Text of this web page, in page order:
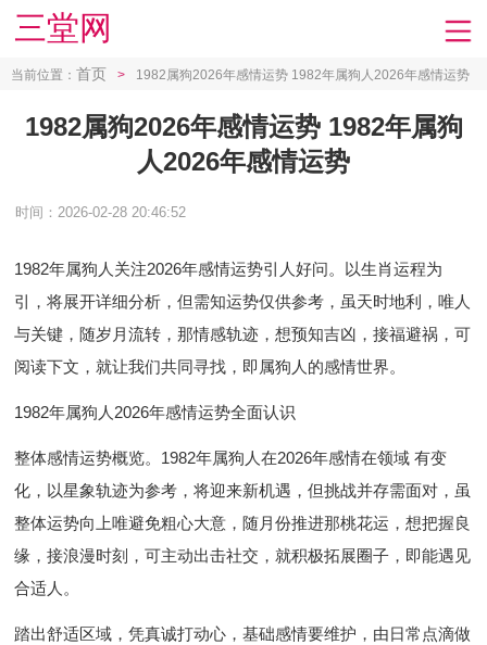
三堂网
当前位置： 首页 > 1982属狗2026年感情运势 1982年属狗人2026年感情运势
1982属狗2026年感情运势 1982年属狗
人2026年感情运势
时间：2026-02-28 20:46:52
1982年属狗人关注2026年感情运势引人好问。以生肖运程为
引，将展开详细分析，但需知运势仅供参考，虽天时地利，唯人
与关键，随岁月流转，那情感轨迹，想预知吉凶，接福避祸，可
阅读下文，就让我们共同寻找，即属狗人的感情世界。
1982年属狗人2026年感情运势全面认识
整体感情运势概览。1982年属狗人在2026年感情在领域 有变
化，以星象轨迹为参考，将迎来新机遇，但挑战并存需面对，虽
整体运势向上唯避免粗心大意，随月份推进那桃花运，想把握良
缘，接浪漫时刻，可主动出击社交，就积极拓展圈子，即能遇见
合适人。
踏出舒适区域，凭真诚打动心，基础感情要维护，由日常点滴做